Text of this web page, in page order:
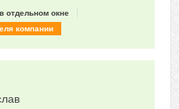
отдельном окне
компании